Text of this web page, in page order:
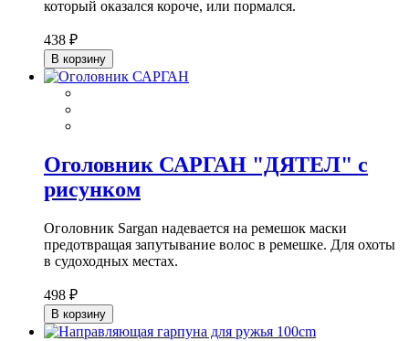
который оказался короче, или пормался.
438 ₽
В корзину
Оголовник САРГАН "ДЯТЕЛ" с
рисунком
Оголовник Sargan надевается на ремешок маски
предотвращая запутывание волос в ремешке. Для охоты
в судоходных местах.
498 ₽
В корзину